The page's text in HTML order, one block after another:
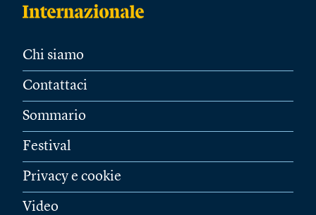
Chi siamo
Contattaci
Sommario
Festival
Privacy e cookie
Video